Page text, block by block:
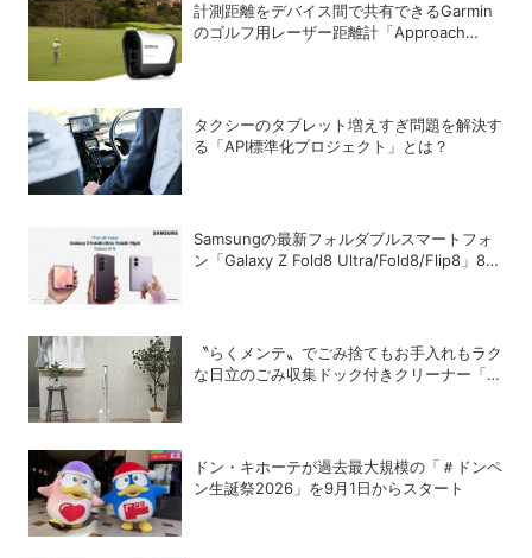
計測距離をデバイス間で共有できるGarmin
のゴルフ用レーザー距離計「Approach
タクシーのタブレット増えすぎ問題を解決す
る「API標準化プロジェクト」とは？
Samsungの最新フォルダブルスマートフォ
ン「Galaxy Z Fold8 Ultra/Fold8/Flip8」8月
〝らくメンテ〟でごみ捨てもお手入れもラク
な日立のごみ収集ドック付きクリーナー「ら
ドン・キホーテが過去最大規模の「＃ドンペ
ン生誕祭2026」を9月1日からスタート